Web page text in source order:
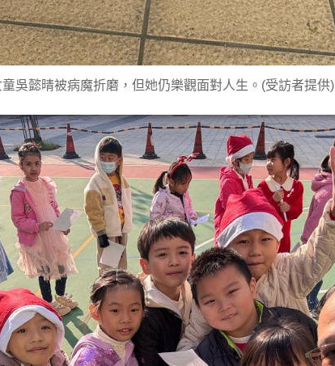
童吳懿晴被病魔折磨，但她仍樂觀面對人生。(受訪者提供)